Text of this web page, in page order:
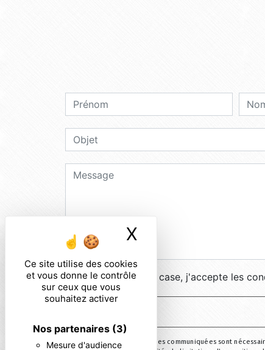
Ce site utilise des cookies
et vous donne le contrôle
sur ceux que vous
souhaitez activer
Nos partenaires (3)
Mesure d'audience
X
En cochant cette case, j'accepte les
** Les données personnelles communiquées sont